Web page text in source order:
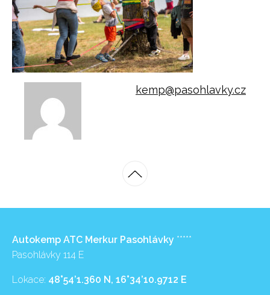
kemp@pasohlavky.cz
Autokemp ATC Merkur Pasohlávky *****
Pasohlávky 114 E
Lokace: 48°54’1.360 N, 16°34’10.9712 E